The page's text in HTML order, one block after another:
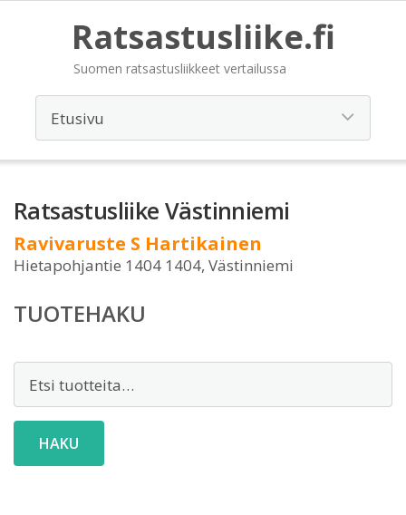
Ratsastusliike.fi
Suomen ratsastusliikkeet vertailussa
Ratsastusliike Västinniemi
Ravivaruste S Hartikainen
Hietapohjantie 1404 1404, Västinniemi
TUOTEHAKU
HAKU